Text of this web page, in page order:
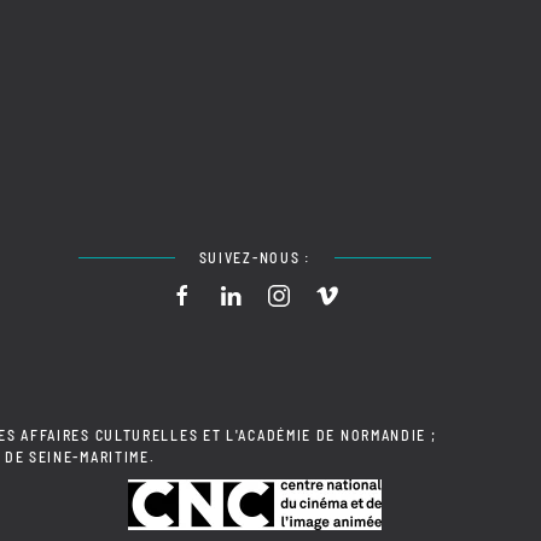
SUIVEZ-NOUS :
AFFAIRES CULTURELLES ET L'ACADÉMIE DE NORMANDIE ;
SEINE-MARITIME.